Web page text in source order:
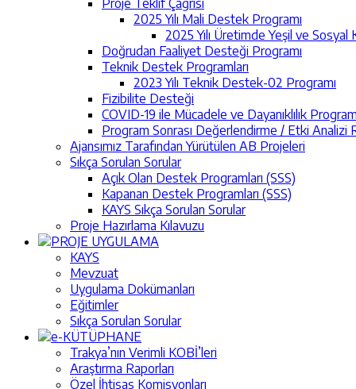
Proje Teklif Çağrısı
2025 Yılı Mali Destek Programı
2025 Yılı Üretimde Yeşil ve Sosyal
Doğrudan Faaliyet Desteği Programı
Teknik Destek Programları
2023 Yılı Teknik Destek-02 Programı
Fizibilite Desteği
COVID-19 ile Mücadele ve Dayanıklılık
Program Sonrası Değerlendirme / Etki Analizi
Ajansımız Tarafından Yürütülen AB Projeleri
Sıkça Sorulan Sorular
Açık Olan Destek Programları (SSS)
Kapanan Destek Programları (SSS)
KAYS Sıkça Sorulan Sorular
Proje Hazırlama Kılavuzu
PROJE UYGULAMA
KAYS
Mevzuat
Uygulama Dokümanları
Eğitimler
Sıkça Sorulan Sorular
e-KÜTÜPHANE
Trakya’nın Verimli KOBİ’leri
Araştırma Raporları
Özel İhtisas Komisyonları